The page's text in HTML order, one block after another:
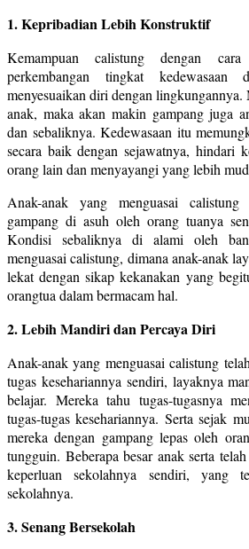
1. Kepribadian Lebih Konstruktif
Kemampuan calistung dengan
perkembangan tingkat kedewasaan
menyesuaikan diri dengan
anak, maka akan makin gampang juga
dan sebaliknya. Kedewasaan itu
secara baik dengan sejawatnya, hindari
orang lain dan menyayangi yang lebih
Anak-anak yang menguasai
gampang di asuh oleh orang tuanya
Kondisi sebaliknya di alami oleh
menguasai calistung, dimana anak-anak
lekat dengan sikap kekanakan yang
orangtua dalam bermacam hal.
2. Lebih Mandiri dan Percaya Diri
Anak-anak yang menguasai calistung
tugas kesehariannya sendiri, layaknya
belajar. Mereka tahu tugas-tugasnya
tugas-tugas kesehariannya. Serta sejak
mereka dengan gampang lepas oleh
tungguin. Beberapa besar anak serta
keperluan sekolahnya sendiri, yang
sekolahnya.
3. Senang Bersekolah